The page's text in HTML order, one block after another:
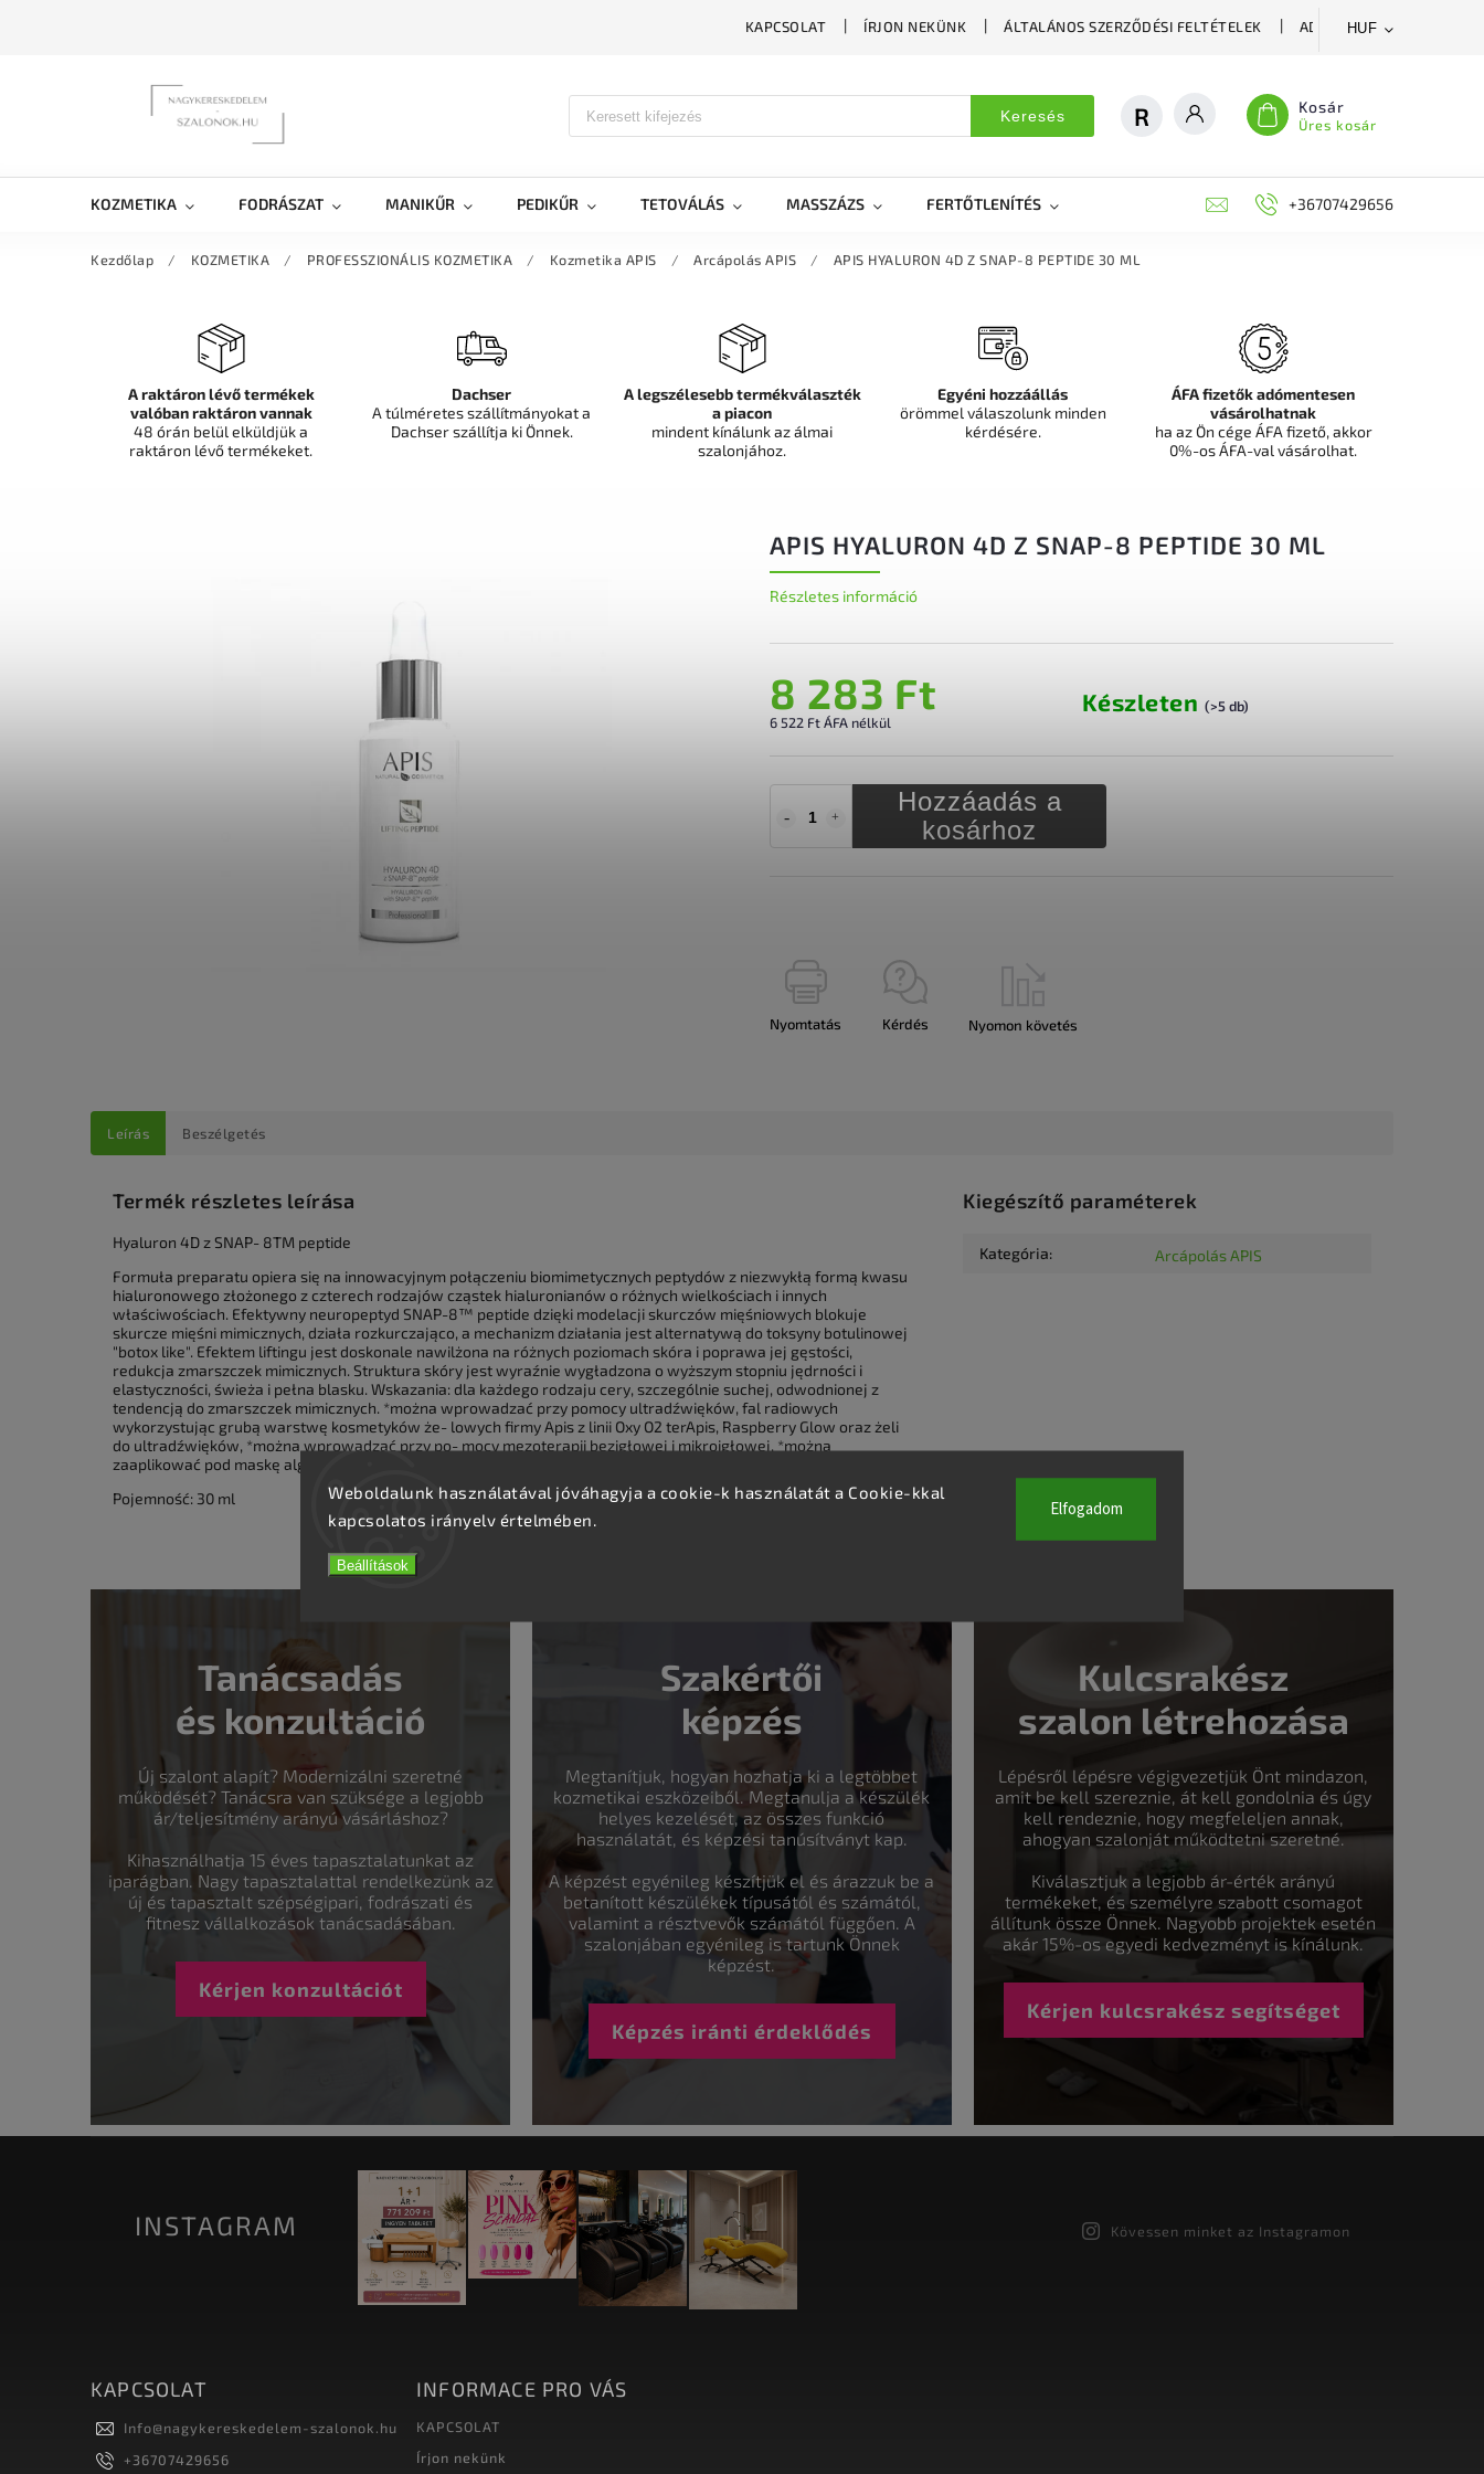
Weboldalunk használatával jóváhagyja a cookie-k használatát a Cookie-kkal
kapcsolatos irányelv értelmében.
Beállítások
Elfogadom
KAPCSOLAT ÍRJON NEKÜNK ÁLTALÁNOS SZERZŐDÉSI FELTÉTELEK ADATVÉDELMI
HUF
Keresés Kosár
Üres kosár
KOZMETIKA FODRÁSZAT MANIKŰR PEDIKŰR TETOVÁLÁS MASSZÁZS FERTŐTLENÍTÉS DEKORÁCIÓS FALPANEL, MŰNÖVÉNY FAL
+36707429656
Kezdőlap / KOZMETIKA / PROFESSZIONÁLIS KOZMETIKA / Kozmetika APIS / Arcápolás APIS / APIS HYALURON 4D Z SNAP-8 PEPTIDE 30 ML
APIS HYALURON 4D Z SNAP-8 PEPTIDE 30 ML
8 283 Ft
6 522 Ft ÁFA nélkül
Készleten (>5 db)
Hozzáadás a
kosárhoz
Részletes információ
Nyomtatás Kérdés Nyomon követés
A raktáron lévő termékek
valóban raktáron vannak
48 órán belül elküldjük a
raktáron lévő termékeket.
Dachser
A túlméretes szállítmányokat a
Dachser szállítja ki Önnek.
A legszélesebb termékválaszték
a piacon
mindent kínálunk az álmai
szalonjához.
Egyéni hozzáállás
örömmel válaszolunk minden
kérdésére.
ÁFA fizetők adómentesen
vásárolhatnak
ha az Ön cége ÁFA fizető, akkor
0%-os ÁFA-val vásárolhat.
Leírás Beszélgetés
Termék részletes leírása
Hyaluron 4D z SNAP- 8TM peptide
Formuła preparatu opiera się na innowacyjnym połączeniu biomimetycznych peptydów z niezwykłą formą kwasu
hialuronowego złożonego z czterech rodzajów cząstek hialuronianów o różnych wielkościach i innych
właściwościach. Efektywny neuropeptyd SNAP-8™ peptide dzięki modelacji skurczów mięśniowych blokuje
skurcze mięśni mimicznych, działa rozkurczająco, a mechanizm działania jest alternatywą do toksyny botulinowej
"botox like". Efektem liftingu jest doskonale nawilżona na różnych poziomach skóra i poprawa jej gęstości,
redukcja zmarszczek mimicznych. Struktura skóry jest wyraźnie wygładzona o wyższym stopniu jędrności i
elastyczności, świeża i pełna blasku. Wskazania: dla każdego rodzaju cery, szczególnie suchej, odwodnionej z
tendencją do zmarszczek mimicznych. *można wprowadzać przy pomocy ultradźwięków, fal radiowych
wykorzystując grubą warstwę kosmetyków że- lowych firmy Apis z linii Oxy O2 terApis, Raspberry Glow oraz żeli
do ultradźwięków, *można wprowadzać przy po- mocy mezoterapii bezigłowej i mikroigłowej, *można
zaaplikować pod maskę algową lub kremową.
Pojemność: 30 ml
Kiegészítő paraméterek
Kategória: Arcápolás APIS
Tanácsadás
és konzultáció
Új szalont alapít? Modernizálni szeretné
működését? Tanácsra van szüksége a legjobb
ár/teljesítmény arányú vásárláshoz?
Kihasználhatja 15 éves tapasztalatunkat az
iparágban. Nagy tapasztalattal rendelkezünk az
új és tapasztalt szépségipari, fodrászati és
fitnesz vállalkozások tanácsadásában.
Kérjen konzultációt
Szakértői
képzés
Megtanítjuk, hogyan hozhatja ki a legtöbbet
kozmetikai eszközeiből. Megtanulja a készülék
helyes kezelését, az összes funkció
használatát, és képzési tanúsítványt kap.
A képzést egyénileg készítjük el és árazzuk be a
betanított készülékek típusától és számától,
valamint a résztvevők számától függően. A
szalonjában egyénileg is tartunk Önnek
képzést.
Képzés iránti érdeklődés
Kulcsrakész
szalon létrehozása
Lépésről lépésre végigvezetjük Önt mindazon,
amit be kell szereznie, át kell gondolnia és úgy
kell rendeznie, hogy megfeleljen annak,
ahogyan szalonját működtetni szeretné.
Kiválasztjuk a legjobb ár-érték arányú
termékeket, és személyre szabott csomagot
állítunk össze Önnek. Nagyobb projektek esetén
akár 15%-os egyedi kedvezményt is kínálunk.
Kérjen kulcsrakész segítséget
INSTAGRAM Kövessen minket az Instagramon
KAPCSOLAT
Info@nagykereskedelem-szalonok.hu
+36707429656
INFORMACE PRO VÁS
KAPCSOLAT
Írjon nekünk